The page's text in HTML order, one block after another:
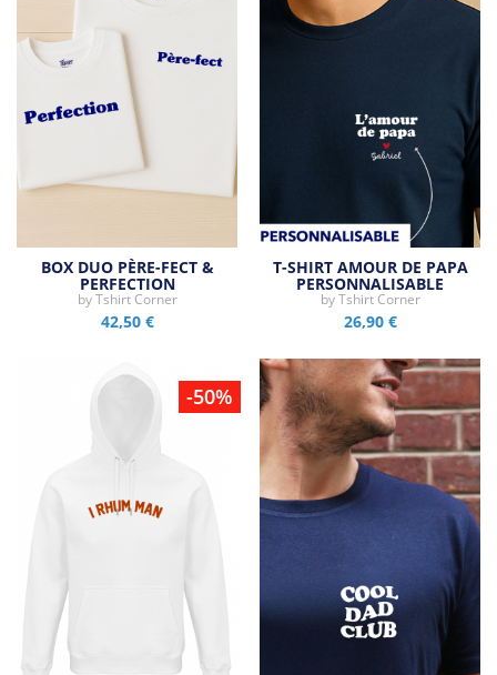
BOX DUO PÈRE-FECT &
PERFECTION
byTshirt Corner
42,50 €
T-SHIRT AMOUR DE PAPA
PERSONNALISABLE
byTshirt Corner
26,90 €
-50%